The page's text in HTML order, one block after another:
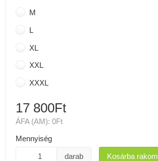
M
L
XL
XXL
XXXL
17 800Ft
ÁFA (AM): 0Ft
Mennyiség
darab Kosárba rakom